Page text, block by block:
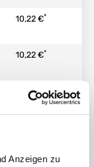
Anzeigen zu
10,22 €*
10,22 €*
10,64 €